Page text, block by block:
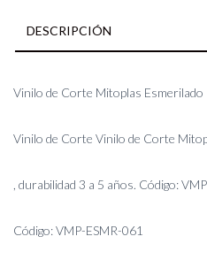
cantidad
DESCRIPCIÓN
Vinilo de Corte Mitoplas Esmerilado
Vinilo de Corte Vinilo de Corte
, durabilidad 3 a 5 años. Código:
Código: VMP-ESMR-061